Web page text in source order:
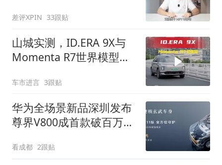
差评XPIN 33跟贴
山城实测，ID.ERA 9X与
Momenta R7世界模型会
车市进言 3跟贴
华为全场景新品深圳发布
尊界V800成首款破百万国
看成都 2跟贴